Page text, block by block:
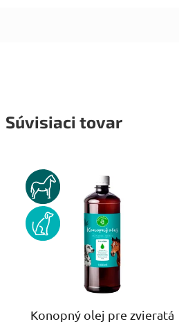
Súvisiaci tovar
KUN
PES
Konopný olej pre zvieratá